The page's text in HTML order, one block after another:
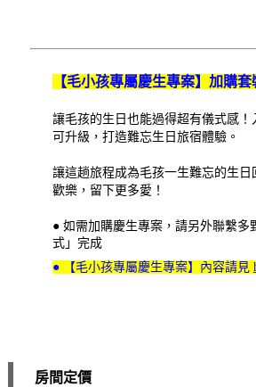
【毛小孩專屬慶生專案】加購套
讓毛孩的生日也能過得超有儀式感
可升級，打造難忘生日旅宿體驗。
讓這趟旅程成為毛孩一生難忘的生
歡樂，留下更多愛！
● 如需加購慶生專案，請另外聯繫多
式」完成
● 【毛小孩專屬慶生專案】內容請見
房間定價